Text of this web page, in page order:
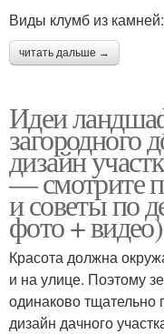
Виды клумб из камней:
читать дальше →
Идеи
дизайн
— смотрите
и советы по
фото + видео)
Красота должна
и на улице. Поэтому
одинаково тщательно
дизайн дачного